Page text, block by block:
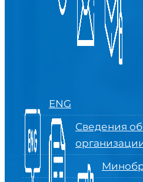
ENG
Сведения